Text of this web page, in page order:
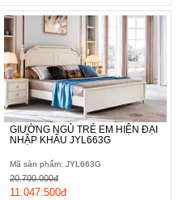
GIƯỜNG NGỦ TRẺ EM HIỆN ĐẠI
NHẬP KHẨU JYL663G
Mã sản phẩm: JYL663G
11.047.500đ
20.700.000đ